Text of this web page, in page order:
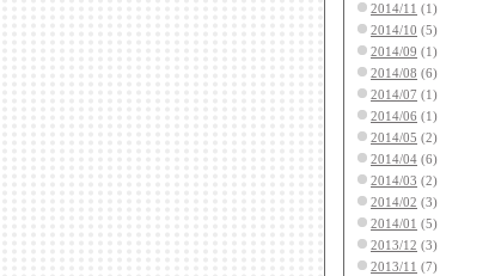
2014/11 (1)
2014/10 (5)
2014/09 (1)
2014/08 (6)
2014/07 (1)
2014/06 (1)
2014/05 (2)
2014/04 (6)
2014/03 (2)
2014/02 (3)
2014/01 (5)
2013/12 (3)
2013/11 (7)